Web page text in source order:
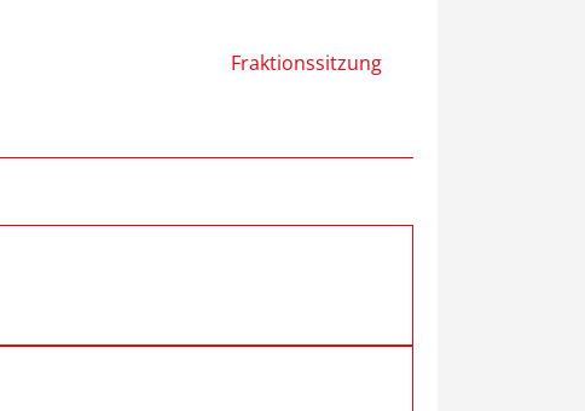
Fraktionssitzung